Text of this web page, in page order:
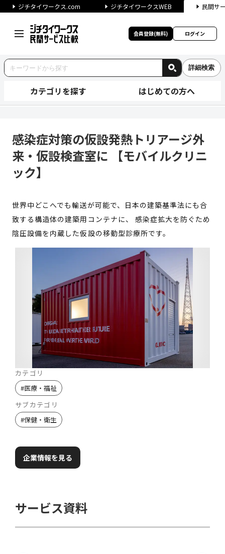
ジチタイワークス.com ジチタイワークスWEB 民間サ
会員登録(無料) ログイン
詳細検索
カテゴリを探す はじめての方へ
感染症対策の仮設発熱トリアージ外
来・仮設検査室に 【モバイルクリニ
ック】
世界中どこへでも輸送が可能で、日本の建築基準法にも合
致する構造体の建築用コンテナに、 感染症拡大を防ぐため
陰圧設備を内蔵した仮設の移動型診療所です。
カテゴリ
#医療・福祉
サブカテゴリ
#保健・衛生
企業情報を見る
サービス資料